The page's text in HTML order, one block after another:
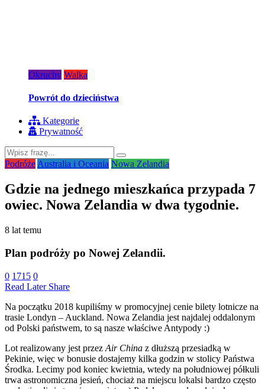
Okruchy Walka
Powrót do dzieciństwa
Kategorie
Prywatność
Podróże Australia i Oceania Nowa Zelandia
Gdzie na jednego mieszkańca przypada 7
owiec. Nowa Zelandia w dwa tygodnie.
8 lat temu
Plan podróży po Nowej Zelandii.
0 1715 0
Read Later Share
Na początku 2018 kupiliśmy w promocyjnej cenie bilety lotnicze na
trasie Londyn – Auckland. Nowa Zelandia jest najdalej oddalonym
od Polski państwem, to są nasze właściwe Antypody :)
Lot realizowany jest przez Air China z dłuższą przesiadką w
Pekinie, więc w bonusie dostajemy kilka godzin w stolicy Państwa
Środka. Lecimy pod koniec kwietnia, wtedy na południowej półkuli
trwa astronomiczna jesień, chociaż na miejscu lokalsi bardzo często